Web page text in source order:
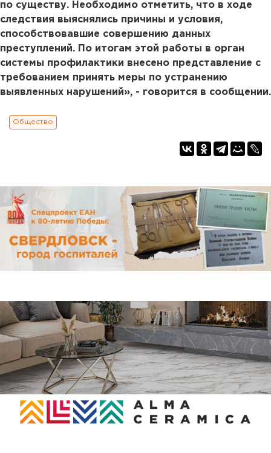
по существу. Необходимо отметить, что в ходе
следствия выяснялись причины и условия,
способствовавшие совершению данных
преступлений. По итогам этой работы в орган
системы профилактики внесено представление с
требованием принять меры по устранению
выявленных нарушений», - говорится в сообщении.
Общество